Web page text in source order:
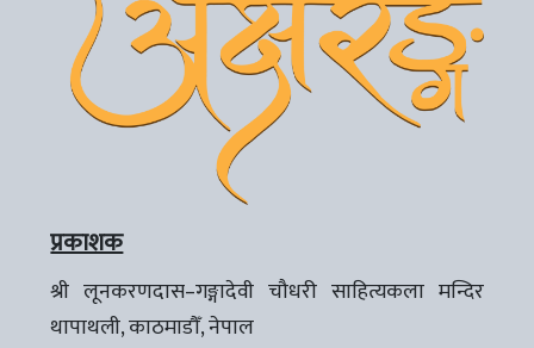
प्रकाशक
श्री लूनकरणदास–गङ्गादेवी चौधरी साहित्यकला मन्दिर
थापाथली, काठमाडौँ, नेपाल